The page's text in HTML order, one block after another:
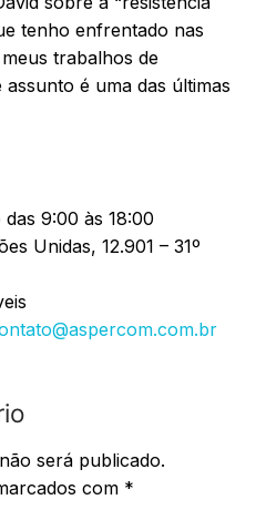
tenho enfrentado nas
trabalhos de
é uma das últimas
9:00 às 18:00
Unidas, 12.901 – 31º
será publicado.
com *